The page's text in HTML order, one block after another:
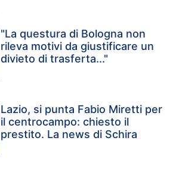
"La questura di Bologna non
rileva motivi da giustificare un
divieto di trasferta..."
Lazio, si punta Fabio Miretti per
il centrocampo: chiesto il
prestito. La news di Schira